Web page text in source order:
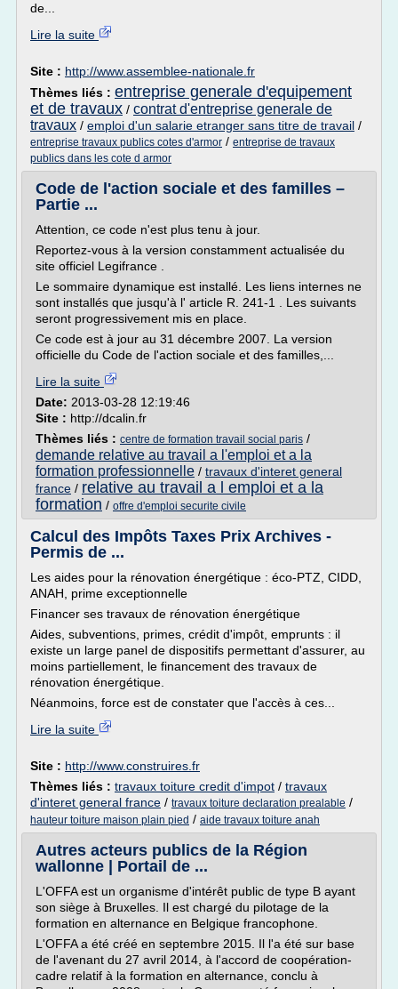
de...
Lire la suite
Site : http://www.assemblee-nationale.fr
Thèmes liés : entreprise generale d'equipement
et de travaux / contrat d'entreprise generale de
travaux / emploi d'un salarie etranger sans titre de travail /
entreprise travaux publics cotes d'armor / entreprise de travaux
publics dans les cote d armor
Code de l'action sociale et des familles –
Partie ...
Attention, ce code n'est plus tenu à jour.
Reportez-vous à la version constamment actualisée du
site officiel Legifrance .
Le sommaire dynamique est installé. Les liens internes ne
sont installés que jusqu'à l' article R. 241-1 . Les suivants
seront progressivement mis en place.
Ce code est à jour au 31 décembre 2007. La version
officielle du Code de l'action sociale et des familles,...
Lire la suite
Date: 2013-03-28 12:19:46
Site : http://dcalin.fr
Thèmes liés : centre de formation travail social paris /
demande relative au travail a l'emploi et a la
formation professionnelle / travaux d'interet general
france / relative au travail a l emploi et a la
formation / offre d'emploi securite civile
Calcul des Impôts Taxes Prix Archives -
Permis de ...
Les aides pour la rénovation énergétique : éco-PTZ, CIDD,
ANAH, prime exceptionnelle
Financer ses travaux de rénovation énergétique
Aides, subventions, primes, crédit d'impôt, emprunts : il
existe un large panel de dispositifs permettant d'assurer, au
moins partiellement, le financement des travaux de
rénovation énergétique.
Néanmoins, force est de constater que l'accès à ces...
Lire la suite
Site : http://www.construires.fr
Thèmes liés : travaux toiture credit d'impot / travaux
d'interet general france / travaux toiture declaration prealable /
hauteur toiture maison plain pied / aide travaux toiture anah
Autres acteurs publics de la Région
wallonne | Portail de ...
L'OFFA est un organisme d'intérêt public de type B ayant
son siège à Bruxelles. Il est chargé du pilotage de la
formation en alternance en Belgique francophone.
L'OFFA a été créé en septembre 2015. Il l'a été sur base
de l'avenant du 27 avril 2014, à l'accord de coopération-
cadre relatif à la formation en alternance, conclu à